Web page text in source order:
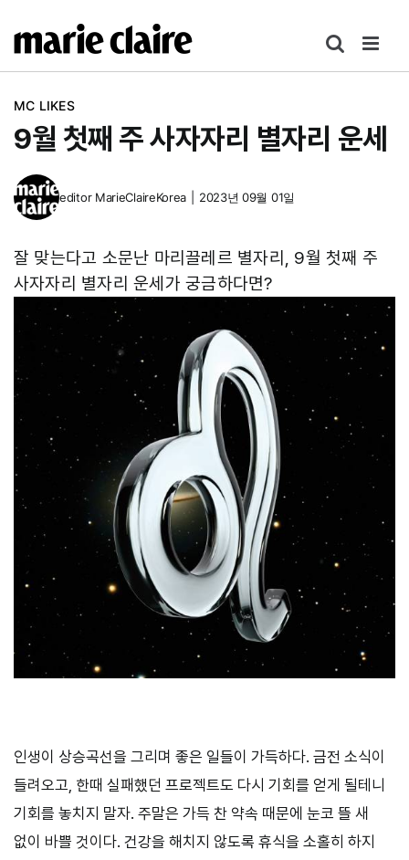
텐
MC LIKES
9월 첫째 주 사자자리 별자리 운세
editor MarieClaireKorea 2023년 09월 01일
잘 맞는다고 소문난 마리끌레르 별자리, 9월 첫째 주
사자자리 별자리 운세가 궁금하다면?
인생이 상승곡선을 그리며 좋은 일들이 가득하다. 금전 소식이
들려오고, 한때 실패했던 프로젝트도 다시 기회를 얻게 될테니
기회를 놓치지 말자. 주말은 가득 찬 약속 때문에 눈코 뜰 새
없이 바쁠 것이다. 건강을 해치지 않도록 휴식을 소홀히 하지